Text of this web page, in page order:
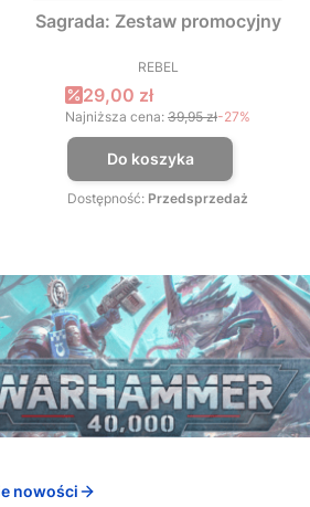
Sagrada: Zestaw promocyjny
PRODUCENT
REBEL
Cena promocyjna
29,00 zł
Najniższa cena: 39,95 zł-27%
Do koszyka
Dostępność: Przedsprzedaż
nowości